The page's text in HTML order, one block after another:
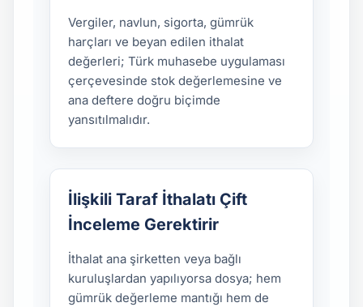
Vergiler, navlun, sigorta, gümrük
harçları ve beyan edilen ithalat
değerleri; Türk muhasebe uygulaması
çerçevesinde stok değerlemesine ve
ana deftere doğru biçimde
yansıtılmalıdır.
İlişkili Taraf İthalatı Çift
İnceleme Gerektirir
İthalat ana şirketten veya bağlı
kuruluşlardan yapılıyorsa dosya; hem
gümrük değerleme mantığı hem de